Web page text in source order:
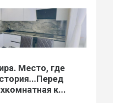
Место, где
к...